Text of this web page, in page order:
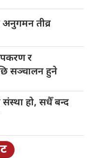
अनुगमन तीव्र
र
सञ्चालन हुने
हो, सधैँ बन्द